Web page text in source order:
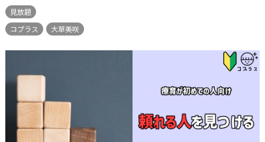
見放題
コプラス
大草美咲